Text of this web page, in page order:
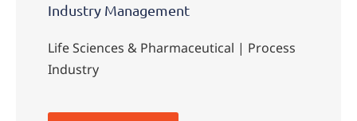
Industry Management
Life Sciences & Pharmaceutical | Process
Industry